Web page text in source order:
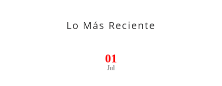
Lo Más Reciente
01
Jul